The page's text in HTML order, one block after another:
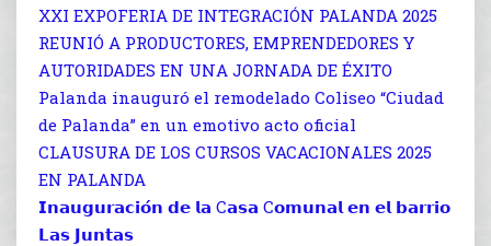
XXI EXPOFERIA DE INTEGRACIÓN PALANDA 2025
REUNIÓ A PRODUCTORES, EMPRENDEDORES Y
AUTORIDADES EN UNA JORNADA DE ÉXITO
Palanda inauguró el remodelado Coliseo “Ciudad
de Palanda” en un emotivo acto oficial
CLAUSURA DE LOS CURSOS VACACIONALES 2025
EN PALANDA
𝗜𝗻𝗮𝘂𝗴𝘂𝗿𝗮𝗰𝗶𝗼́𝗻 𝗱𝗲 𝗹𝗮 C𝗮𝘀𝗮 C𝗼𝗺𝘂𝗻𝗮𝗹 𝗲𝗻 𝗲𝗹 𝗯𝗮𝗿𝗿𝗶𝗼
𝗟𝗮𝘀 𝗝𝘂𝗻𝘁𝗮𝘀